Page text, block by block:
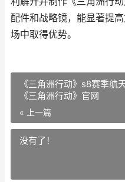
配件和战略镜，能显著提
场中取得优势。
《三角洲行动》s8赛季航
《三角洲行动》官网
« 上一篇
没有了！